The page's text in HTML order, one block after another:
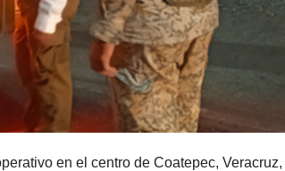
en el centro de Coatepec, Veracruz,